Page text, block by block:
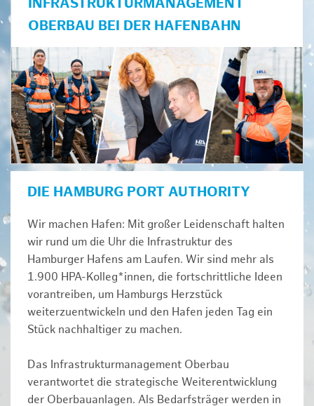
INFRASTRUKTURMANAGEMENT
OBERBAU BEI DER HAFENBAHN
DIE HAMBURG PORT AUTHORITY
Wir machen Hafen: Mit großer Leidenschaft halten
wir rund um die Uhr die Infrastruktur des
Hamburger Hafens am Laufen. Wir sind mehr als
1.900 HPA-Kolleg*innen, die fortschrittliche Ideen
vorantreiben, um Hamburgs Herzstück
weiterzuentwickeln und den Hafen jeden Tag ein
Stück nachhaltiger zu machen.
Das Infrastrukturmanagement Oberbau
verantwortet die strategische Weiterentwicklung
der Oberbauanlagen. Als Bedarfsträger werden in